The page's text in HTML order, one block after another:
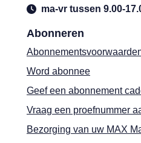
Abonneren
Word abonnee
Geef een abonnement
Vraag een proefnummer
Bezorging van uw MAX
ma-vr tussen 9.00-